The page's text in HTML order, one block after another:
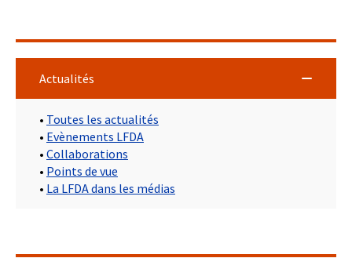
Actualités
• Toutes les actualités
• Evènements LFDA
• Collaborations
• Points de vue
• La LFDA dans les médias